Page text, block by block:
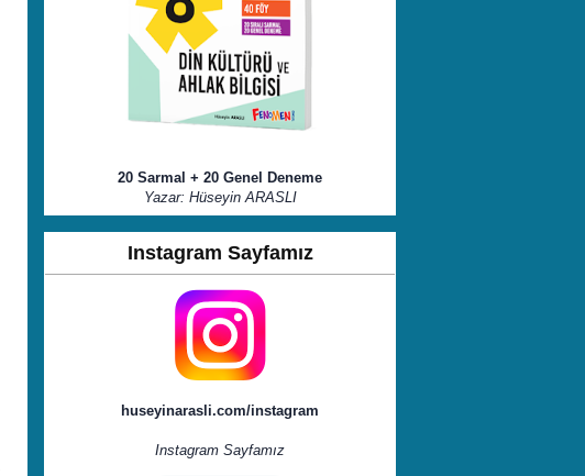
20 Sarmal + 20 Genel Deneme
Yazar: Hüseyin ARASLI
Instagram Sayfamız
huseyinarasli.com/instagram
Instagram Sayfamız